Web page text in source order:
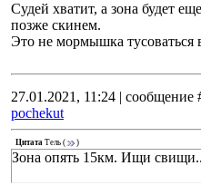
Судей хватит, а зона будет
позже скинем.
Это не мормышка тусоваться
27.01.2021, 11:24 | сообщение
pochekut
Цитата Тель ( )
Зона опять 15км. Ищи